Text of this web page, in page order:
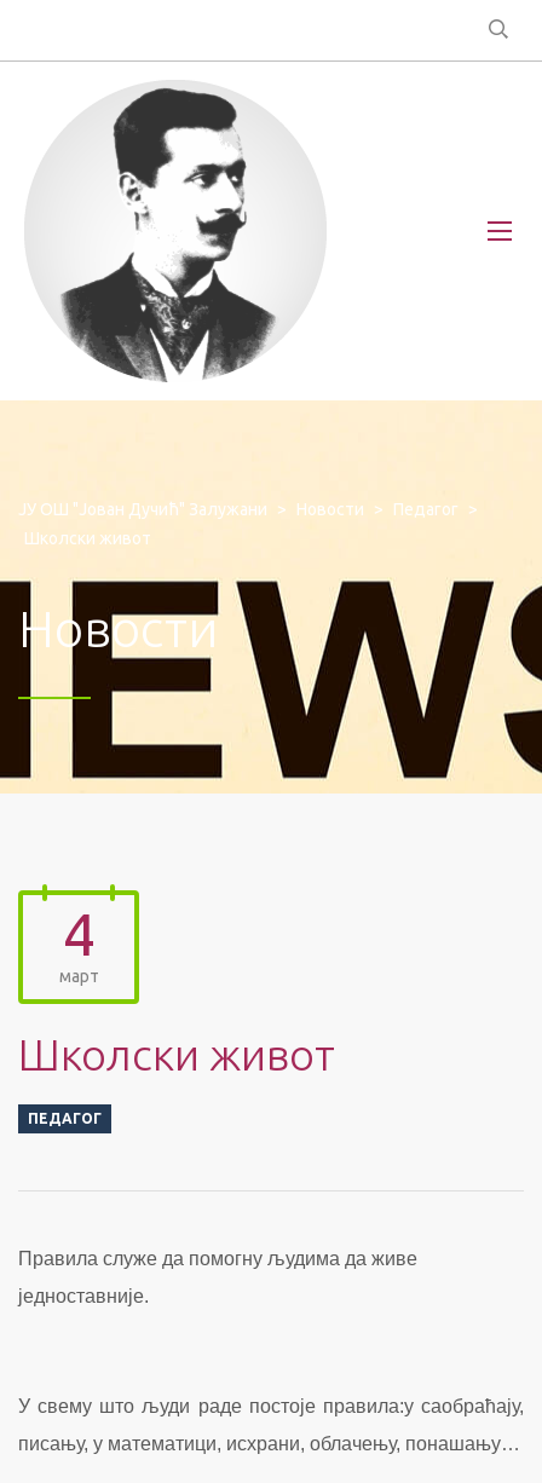
ЈУ ОШ "Јован Дучић" Залужани > Новости > Педагог
>
Школски живот
Новости
4
март
Школски живот
ПЕДАГОГ
Правила служе да помогну људима да живе
једноставније.
У свему што људи раде постоје правила:у саобраћају,
писању, у математици, исхрани, облачењу, понашању…